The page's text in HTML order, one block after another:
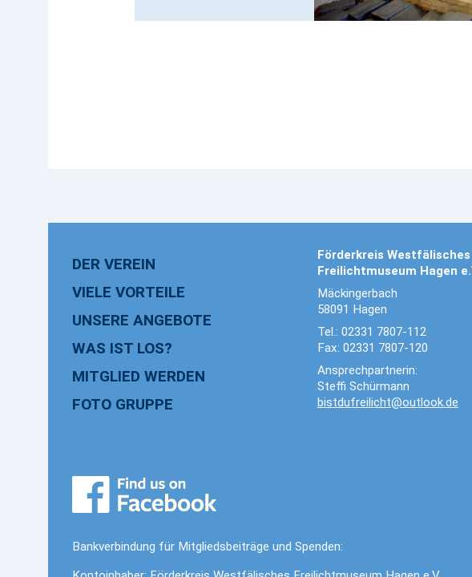
DER VEREIN
VIELE VORTEILE
UNSERE ANGEBOTE
WAS IST LOS?
MITGLIED WERDEN
FOTO GRUPPE
Förderkreis Westfälisches
Freilichtmuseum Hagen
Mäckingerbach
58091 Hagen
Tel.: 02331 7807-112
Fax: 02331 7807-120
Ansprechpartnerin:
Steffi Schürmann
bistdufreilicht@outlook.de
Bankverbindung für Mitgliedsbeiträge und Spenden: